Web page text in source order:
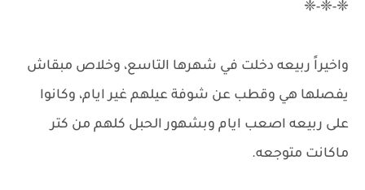
❈-❈-❈
واخيراً ربيعه دخلت في شهرها التاسع، وخلاص مبقاش
يفصلها هي وقطب عن شوفة عيلهم غير ايام، وكانوا
على ربيعه اصعب ايام وبشهور الحبل كلهم من كتر
ماكانت متوجعه.